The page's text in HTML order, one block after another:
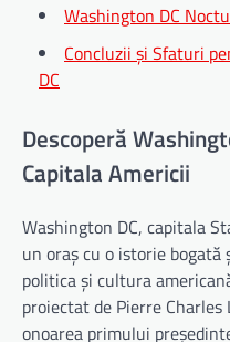
Washington DC
Concluzii și Sfaturi
DC
Descoperă
Capitala Americii
Washington DC, capitala
un oraș cu o istorie
politica și cultura
proiectat de Pierre
onoarea primului